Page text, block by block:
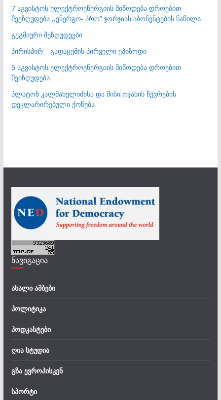
7 აგვისტოს ელექტროენერგიის მიწოდება დროებით
შეეზღუდება ,,ენერგო- პრო” ჯორჯიას აბონენტების ნაწილს
გეგმიური შეზღუდვები
პირისპირ – გადაცემის პირველი ეპიზოდი
5 აგვისტოს ელექტროენერგიის მიწოდება დროებით
შეიზღუდება
პლატონ კალმახელიძისა და მისი ოჯახის წევრების
დეკლარირებული ქონება
ნავიგაცია
ახალი ამბები
პოლიტიკა
პოდკასტები
ღია სტუდია
გზა ევროპისკენ
სპორტი